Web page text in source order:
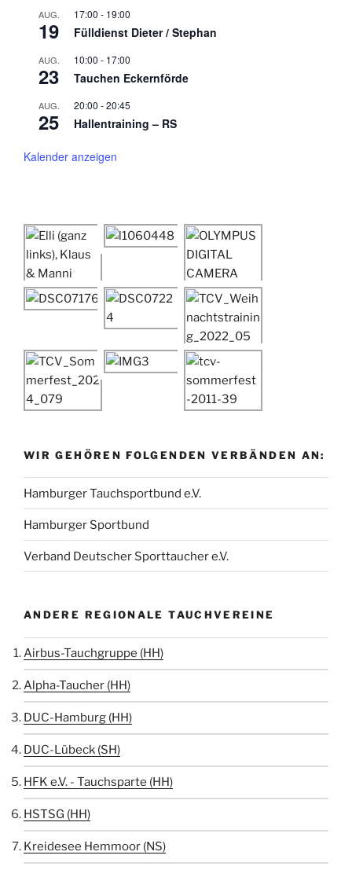
AUG.
19
17:00 - 19:00
Fülldienst Dieter / Stephan
AUG.
23
10:00 - 17:00
Tauchen Eckernförde
AUG.
25
20:00 -20:45
Hallentraining – RS
Kalender anzeigen
WIR GEHÖREN FOLGENDEN VERBÄNDEN AN:
Hamburger Tauchsportbund e.V.
Hamburger Sportbund
Verband Deutscher Sporttaucher e.V.
ANDERE REGIONALE TAUCHVEREINE
Airbus-Tauchgruppe (HH)
Alpha-Taucher (HH)
DUC-Hamburg (HH)
DUC-Lübeck (SH)
HFK e.V. - Tauchsparte (HH)
HSTSG (HH)
Kreidesee Hemmoor (NS)